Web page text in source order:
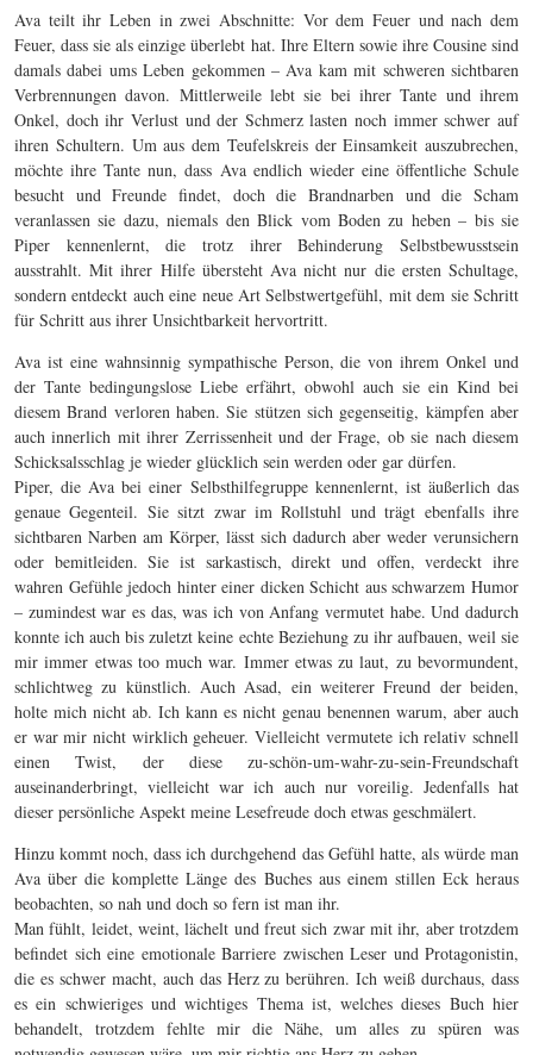
Ava teilt ihr Leben in zwei Abschnitte: Vor dem Feuer und nach dem
Feuer, dass sie als einzige überlebt hat. Ihre Eltern sowie ihre Cousine sind
damals dabei ums Leben gekommen – Ava kam mit schweren sichtbaren
Verbrennungen davon. Mittlerweile lebt sie bei ihrer Tante und ihrem
Onkel, doch ihr Verlust und der Schmerz lasten noch immer schwer auf
ihren Schultern. Um aus dem Teufelskreis der Einsamkeit auszubrechen,
möchte ihre Tante nun, dass Ava endlich wieder eine öffentliche Schule
besucht und Freunde findet, doch die Brandnarben und die Scham
veranlassen sie dazu, niemals den Blick vom Boden zu heben – bis sie
Piper kennenlernt, die trotz ihrer Behinderung Selbstbewusstsein
ausstrahlt. Mit ihrer Hilfe übersteht Ava nicht nur die ersten Schultage,
sondern entdeckt auch eine neue Art Selbstwertgefühl, mit dem sie Schritt
für Schritt aus ihrer Unsichtbarkeit hervortritt.
Ava ist eine wahnsinnig sympathische Person, die von ihrem Onkel und
der Tante bedingungslose Liebe erfährt, obwohl auch sie ein Kind bei
diesem Brand verloren haben. Sie stützen sich gegenseitig, kämpfen aber
auch innerlich mit ihrer Zerrissenheit und der Frage, ob sie nach diesem
Schicksalsschlag je wieder glücklich sein werden oder gar dürfen.
Piper, die Ava bei einer Selbsthilfegruppe kennenlernt, ist äußerlich das
genaue Gegenteil. Sie sitzt zwar im Rollstuhl und trägt ebenfalls ihre
sichtbaren Narben am Körper, lässt sich dadurch aber weder verunsichern
oder bemitleiden. Sie ist sarkastisch, direkt und offen, verdeckt ihre
wahren Gefühle jedoch hinter einer dicken Schicht aus schwarzem Humor
– zumindest war es das, was ich von Anfang vermutet habe. Und dadurch
konnte ich auch bis zuletzt keine echte Beziehung zu ihr aufbauen, weil sie
mir immer etwas too much war. Immer etwas zu laut, zu bevormundent,
schlichtweg zu künstlich. Auch Asad, ein weiterer Freund der beiden,
holte mich nicht ab. Ich kann es nicht genau benennen warum, aber auch
er war mir nicht wirklich geheuer. Vielleicht vermutete ich relativ schnell
einen Twist, der diese zu-schön-um-wahr-zu-sein-Freundschaft
auseinanderbringt, vielleicht war ich auch nur voreilig. Jedenfalls hat
dieser persönliche Aspekt meine Lesefreude doch etwas geschmälert.
Hinzu kommt noch, dass ich durchgehend das Gefühl hatte, als würde man
Ava über die komplette Länge des Buches aus einem stillen Eck heraus
beobachten, so nah und doch so fern ist man ihr.
Man fühlt, leidet, weint, lächelt und freut sich zwar mit ihr, aber trotzdem
befindet sich eine emotionale Barriere zwischen Leser und Protagonistin,
die es schwer macht, auch das Herz zu berühren. Ich weiß durchaus, dass
es ein schwieriges und wichtiges Thema ist, welches dieses Buch hier
behandelt, trotzdem fehlte mir die Nähe, um alles zu spüren was